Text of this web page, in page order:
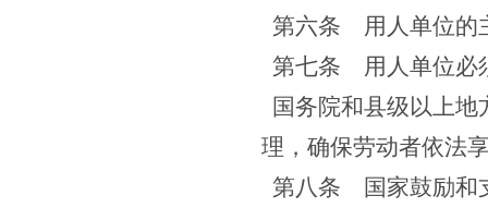
第六条 用人单位的
第七条 用人单位必
国务院和县级以上
理，确保劳动者依法
第八条 国家鼓励和